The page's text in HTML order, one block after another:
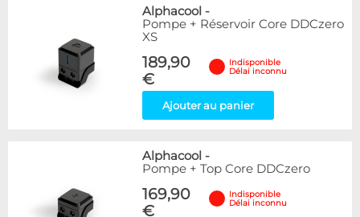
Alphacool -
Pompe + Réservoir Core DDCzero
XS
189,90
€
Indisponible
Délai inconnu
Ajouter au panier
Alphacool -
Pompe + Top Core DDCzero
169,90
€
Indisponible
Délai inconnu